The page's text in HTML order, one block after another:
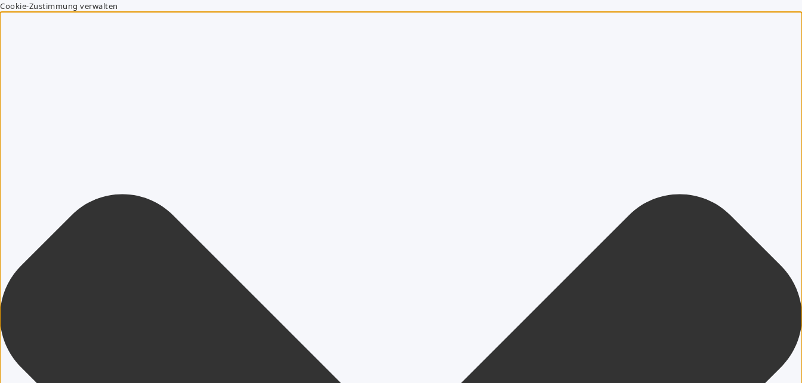
Cookie-Zustimmung verwalten